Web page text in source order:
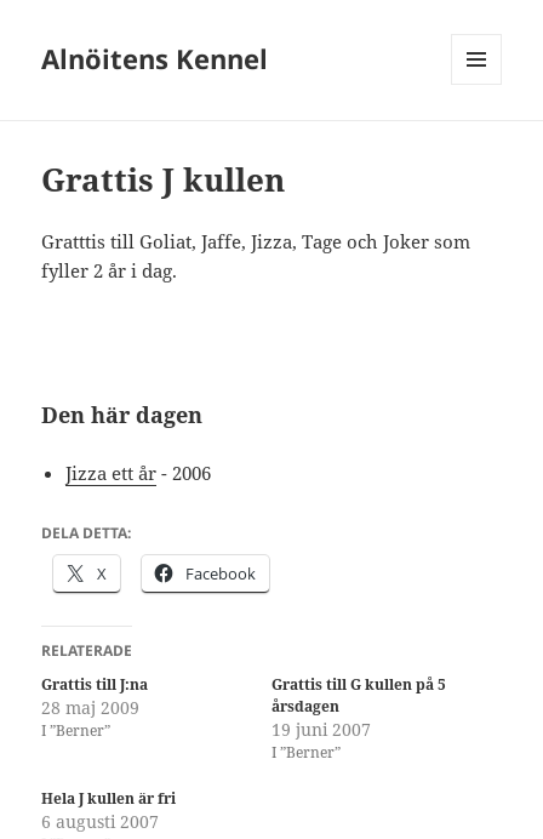
Alnöitens Kennel
Grattis J kullen
Gratttis till Goliat, Jaffe, Jizza, Tage och Joker som
fyller 2 år i dag.
Den här dagen
Jizza ett år - 2006
DELA DETTA:
X Facebook
RELATERADE
Grattis till J:na
28 maj 2009
I ”Berner”
Grattis till G kullen på 5
årsdagen
19 juni 2007
I ”Berner”
Hela J kullen är fri
6 augusti 2007